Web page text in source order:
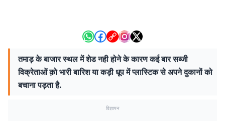
तमाड़ के बाजार स्थल में शेड नही होने के कारण कई बार सब्जी
विक्रेताओं क़ो भारी बारिश या कड़ी धूप में प्लास्टिक से अपने दुकानों को
बचाना पड़ता है.
विज्ञापन